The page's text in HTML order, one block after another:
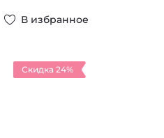
В избранное
Скидка 24%